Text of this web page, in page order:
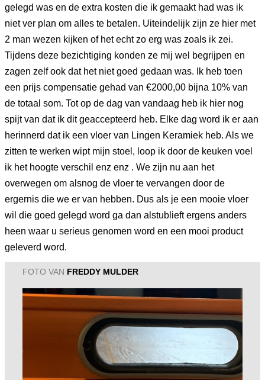
gelegd was en de extra kosten die ik gemaakt had was ik
niet ver plan om alles te betalen. Uiteindelijk zijn ze hier met
2 man wezen kijken of het echt zo erg was zoals ik zei.
Tijdens deze bezichtiging konden ze mij wel begrijpen en
zagen zelf ook dat het niet goed gedaan was. Ik heb toen
een prijs compensatie gehad van €2000,00 bijna 10% van
de totaal som. Tot op de dag van vandaag heb ik hier nog
spijt van dat ik dit geaccepteerd heb. Elke dag word ik er aan
herinnerd dat ik een vloer van Lingen Keramiek heb. Als we
zitten te werken wipt mijn stoel, loop ik door de keuken voel
ik het hoogte verschil enz enz . We zijn nu aan het
overwegen om alsnog de vloer te vervangen door de
ergernis die we er van hebben. Dus als je een mooie vloer
wil die goed gelegd word ga dan alstublieft ergens anders
heen waar u serieus genomen word en een mooi product
geleverd word.
FOTO VAN FREDDY MULDER